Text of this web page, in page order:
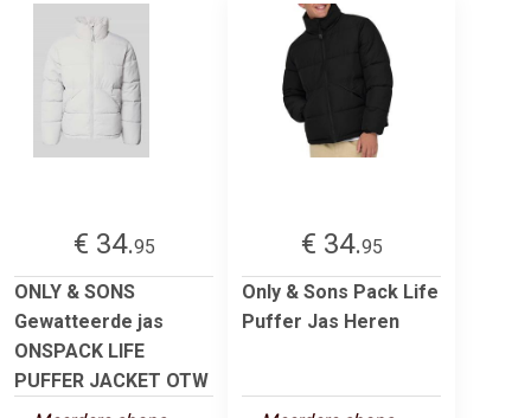
€ 34.95
ONLY & SONS
Gewatteerde jas
ONSPACK LIFE
PUFFER JACKET OTW
€ 34.95
Only & Sons Pack Life
Puffer Jas Heren